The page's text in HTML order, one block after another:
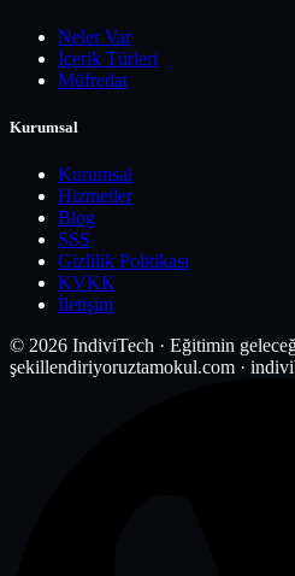
Neler Var
İçerik Türleri
Müfredat
Kurumsal
Kurumsal
Hizmetler
Blog
SSS
Gizlilik Politikası
KVKK
İletişim
© 2026 IndiviTech · Eğitimin
şekillendiriyoruztamokul.com ·